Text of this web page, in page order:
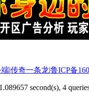
端|传奇一条龙|鲁ICP备
second(s), 4